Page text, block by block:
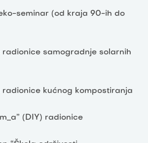
seminar (od kraja 90-ih do
radionice samogradnje solarnih
radionice kućnog kompostiranja
(DIY) radionice